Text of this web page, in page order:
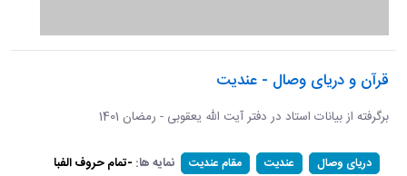
قرآن و دریای وصال - عندیت
برگرفته از بیانات استاد در دفتر آیت الله یعقوبی - رمضان 1401
دریای وصال عندیت مقام عندیت نمایه ها: -تمام حروف الفبا